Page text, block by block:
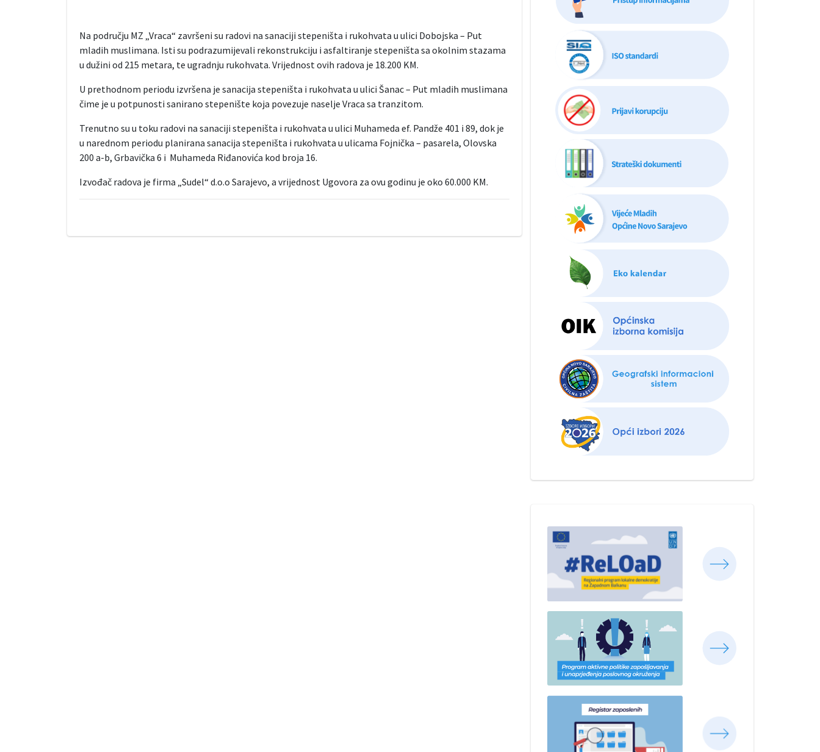
Na području MZ „Vraca“ završeni su radovi na sanaciji stepeništa i rukohvata u ulici Dobojska – Put
mladih muslimana. Isti su podrazumijevali rekonstrukciju i asfaltiranje stepeništa sa okolnim stazama
u dužini od 215 metara, te ugradnju rukohvata. Vrijednost ovih radova je 18.200 KM.
U prethodnom periodu izvršena je sanacija stepeništa i rukohvata u ulici Šanac – Put mladih muslimana
čime je u potpunosti sanirano stepenište koja povezuje naselje Vraca sa tranzitom.
Trenutno su u toku radovi na sanaciji stepeništa i rukohvata u ulici Muhameda ef. Pandže 401 i 89, dok je
u narednom periodu planirana sanacija stepeništa i rukohvata u ulicama Fojnička – pasarela, Olovska
200 a-b, Grbavička 6 i Muhameda Riđanovića kod broja 16.
Izvođač radova je firma „Sudel“ d.o.o Sarajevo, a vrijednost Ugovora za ovu godinu je oko 60.000 KM.